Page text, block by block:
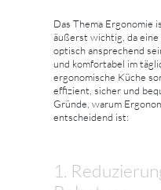
Das Thema Ergonomie
äußerst wichtig, da
optisch ansprechend
und komfortabel im
ergonomische Küche
effizient, sicher und
Gründe, warum
entscheidend ist:
1.